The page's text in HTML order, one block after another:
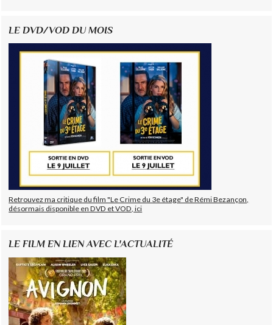
LE DVD/VOD DU MOIS
Retrouvez ma critique du film "Le Crime du 3e étage" de Rémi Bezançon,
désormais disponible en DVD et VOD, ici
LE FILM EN LIEN AVEC L'ACTUALITÉ